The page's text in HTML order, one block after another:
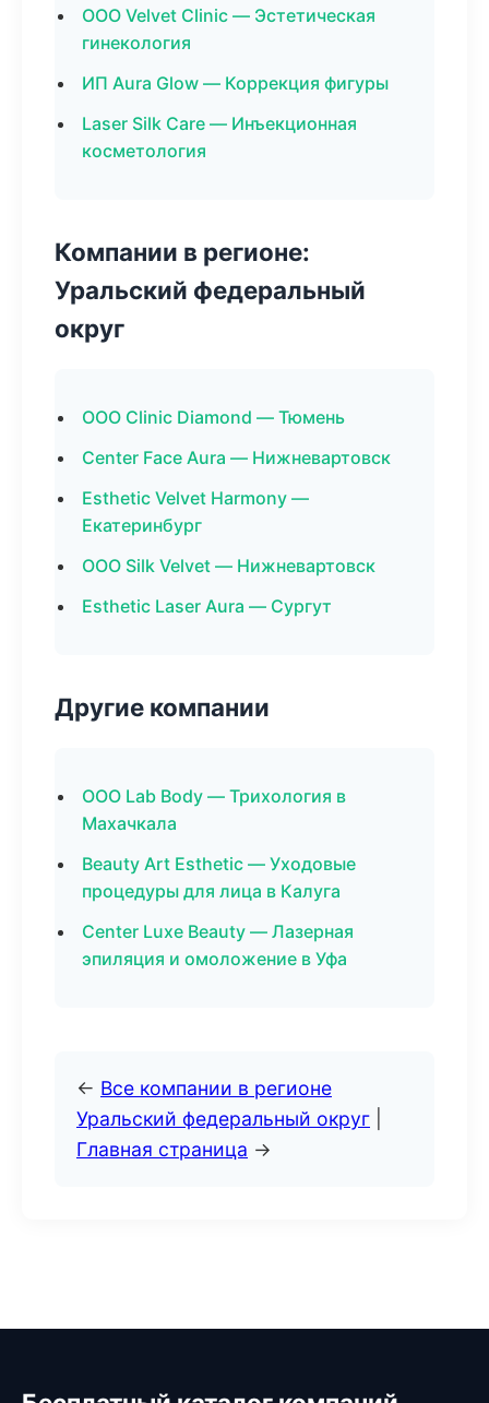
ООО Velvet Clinic — Эстетическая
гинекология
ИП Aura Glow — Коррекция фигуры
Laser Silk Care — Инъекционная
косметология
Компании в регионе:
Уральский федеральный
округ
ООО Clinic Diamond — Тюмень
Center Face Aura — Нижневартовск
Esthetic Velvet Harmony —
Екатеринбург
ООО Silk Velvet — Нижневартовск
Esthetic Laser Aura — Сургут
Другие компании
ООО Lab Body — Трихология в
Махачкала
Beauty Art Esthetic — Уходовые
процедуры для лица в Калуга
Center Luxe Beauty — Лазерная
эпиляция и омоложение в Уфа
← Все компании в регионе
Уральский федеральный округ
Главная страница →